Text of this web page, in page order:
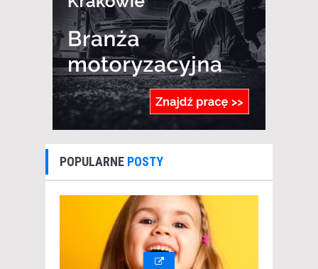
POPULARNE POSTY